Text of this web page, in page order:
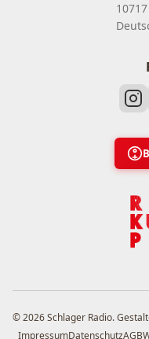
© 2026 Schlager Radio.
ImpressumDatenschutzAGB